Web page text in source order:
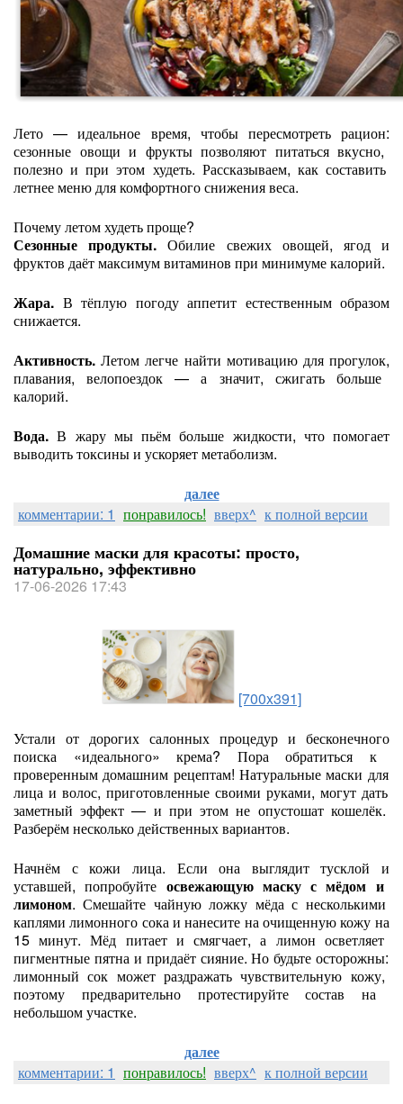
Лето — идеальное время, чтобыпересмотретьрацион:
сезонные овощи и фруктыпозволяют питатьсявкусно,
полезно и при этом худеть. Рассказываем, каксоставить
летнееменюдлякомфортногоснижениявеса.
Почемулетомхудетьпроще?
Сезонные продукты. Обилие свежиховощей, ягоди
фруктов даётмаксимумвитаминов при минимумекалорий.
Жара. В тёплую погодуаппетит естественнымобразом
снижается.
Активность. Летом легче найти мотивациюдляпрогулок,
плавания, велопоездок — а значит, сжигатьбольше
калорий.
Вода. В жарумыпьём больше жидкости, чтопомогает
выводитьтоксиныи ускоряетметаболизм.
далее
комментарии: 1 понравилось! вверх^ к полной версии
Домашние маски для красоты: просто,
натурально, эффективно
17-06-2026 17:43
[700x391]
Устали от дорогих салонных процедур и бесконечного
поиска «идеального» крема? Пораобратиться к
проверенным домашним рецептам! Натуральные маски для
лица и волос, приготовленные своими руками, могут дать
заметный эффект — и при этом не опустошаткошелёк.
Разберёмнесколькодейственныхвариантов.
Начнём скожи лица. Если она выглядиттусклой и
уставшей, попробуйте освежающуюмаскус мёдом и
лимоном. Смешайте чайнуюложку мёдас несколькими
каплями лимонного сокаи нанесите наочищеннуюкожу на
15 минут. Мёд питаети смягчает, а лимон осветляет
пигментные пятнаи придаётсияние. Но будьте осторожны:
лимонный сок можетраздражать чувствительную кожу,
поэтому предварительнопротестируйтесостав на
небольшомучастке.
далее
комментарии: 1 понравилось! вверх^ к полной версии